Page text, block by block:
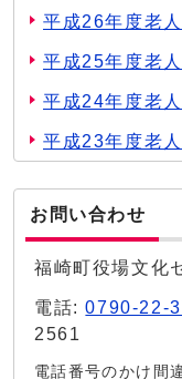
平成26年度老
平成25年度老
平成24年度老
平成23年度老
お問い合わせ
福崎町役場文化
電話:0790-22-
2561
電話番号のかけ間